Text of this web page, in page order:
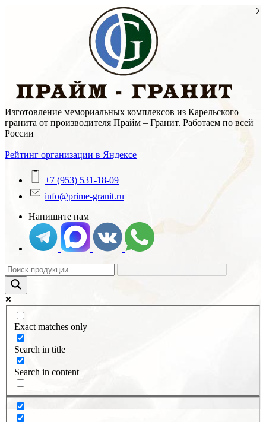
Изготовление мемориальных комплексов из Карельского
гранита от производителя Прайм – Гранит. Работаем по всей
России
Рейтинг организации в Яндексе
+7 (953) 531-18-09
info@prime-granit.ru
Напишите нам
Exact matches only
Search in title
Search in content